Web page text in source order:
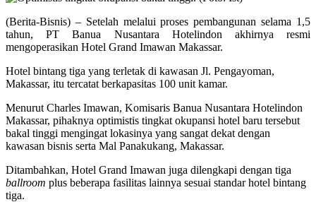
(Berita-Bisnis) – Setelah melalui proses pembangunan selama 1,5
tahun, PT Banua Nusantara Hotelindon akhirnya resmi
mengoperasikan Hotel Grand Imawan Makassar.
Hotel bintang tiga yang terletak di kawasan Jl. Pengayoman,
Makassar, itu tercatat berkapasitas 100 unit kamar.
Menurut Charles Imawan, Komisaris Banua Nusantara Hotelindon
Makassar, pihaknya optimistis tingkat okupansi hotel baru tersebut
bakal tinggi mengingat lokasinya yang sangat dekat dengan
kawasan bisnis serta Mal Panakukang, Makassar.
Ditambahkan, Hotel Grand Imawan juga dilengkapi dengan tiga
ballroom plus beberapa fasilitas lainnya sesuai standar hotel bintang
tiga.